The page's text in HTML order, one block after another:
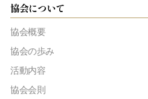
協会について
協会概要
協会の歩み
活動内容
協会会則